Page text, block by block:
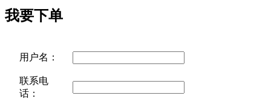
我要下单
用户名：
联系电
话：